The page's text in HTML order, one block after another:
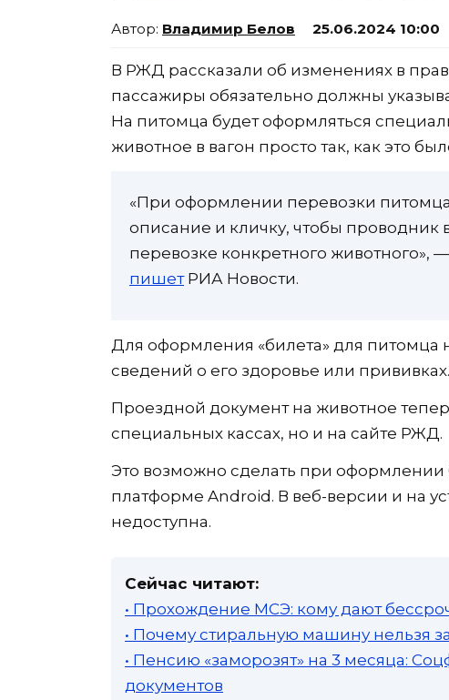
Владимир Белов 25.06.2024 10:00
В РЖД рассказали об изменениях в
пассажиры обязательно должны
На питомца будет оформляться
животное в вагон просто так, как это
«При оформлении перевозки
описание и кличку, чтобы
перевозке конкретного животного»,
пишетРИА Новости.
Для оформления «билета» для питомца
сведений о его здоровье или прививках.
Проездной документ на животное
специальных кассах, но и на сайте РЖД.
Это возможно сделать при
платформе Android. В веб-версии и на
недоступна.
Сейчас читают:
• Прохождение МСЭ: кому дают
• Почему стиральную машину нельзя
• Пенсию «заморозят» на 3 месяца:
документов